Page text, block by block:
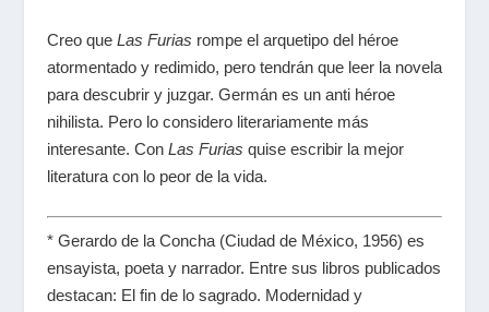
Creo que Las Furias rompe el arquetipo del héroe
atormentado y redimido, pero tendrán que leer la novela
para descubrir y juzgar. Germán es un anti héroe
nihilista. Pero lo considero literariamente más
interesante. Con Las Furias quise escribir la mejor
literatura con lo peor de la vida.
* Gerardo de la Concha (Ciudad de México, 1956) es
ensayista, poeta y narrador. Entre sus libros publicados
destacan: El fin de lo sagrado. Modernidad y